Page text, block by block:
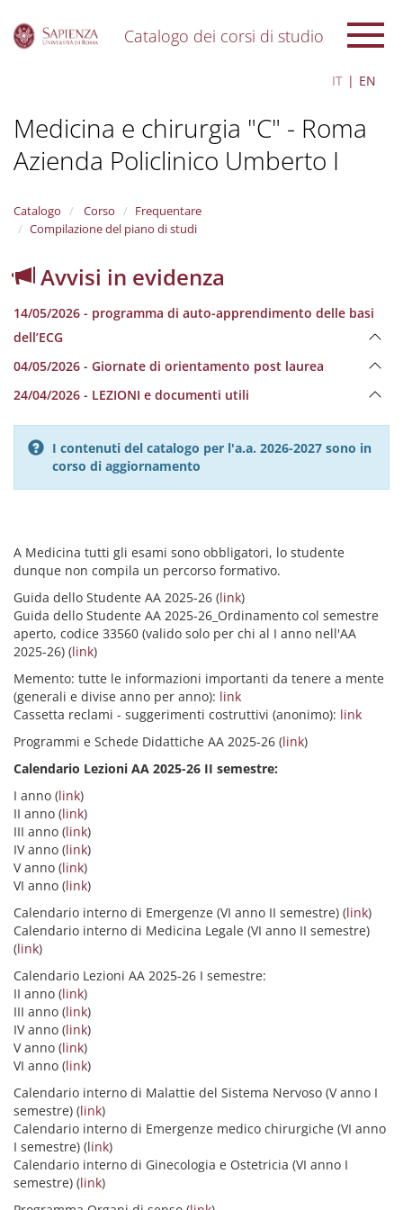
Catalogo dei corsi di studio
IT EN
Medicina e chirurgia "C" - Roma
Azienda Policlinico Umberto I
Catalogo Corso
Frequentare
Compilazione del piano di studi
Avvisi in evidenza
14/05/2026 - programma di auto-apprendimento delle basi
dell’ECG
04/05/2026 - Giornate di orientamento post laurea
24/04/2026 - LEZIONI e documenti utili
I contenuti del catalogo per l'a.a. 2026-2027 sono in
corso di aggiornamento
A Medicina tutti gli esami sono obbligatori, lo studente
dunque non compila un percorso formativo.
Guida dello Studente AA 2025-26 (link)
Guida dello Studente AA 2025-26_Ordinamento col semestre
aperto, codice 33560 (valido solo per chi al I anno nell'AA
2025-26) (link)
Memento: tutte le informazioni importanti da tenere a mente
(generali e divise anno per anno): link
Cassetta reclami - suggerimenti costruttivi (anonimo): link
Programmi e Schede Didattiche AA 2025-26 (link)
Calendario Lezioni AA 2025-26 II semestre:
I anno (link)
II anno (link)
III anno (link)
IV anno (link)
V anno (link)
VI anno (link)
Calendario interno di Emergenze (VI anno II semestre) (link)
Calendario interno di Medicina Legale (VI anno II semestre)
(link)
Calendario Lezioni AA 2025-26 I semestre:
II anno (link)
III anno (link)
IV anno (link)
V anno (link)
VI anno (link)
Calendario interno di Malattie del Sistema Nervoso (V anno I
semestre) (link)
Calendario interno di Emergenze medico chirurgiche (VI anno
I semestre) (link)
Calendario interno di Ginecologia e Ostetricia (VI anno I
semestre) (link)